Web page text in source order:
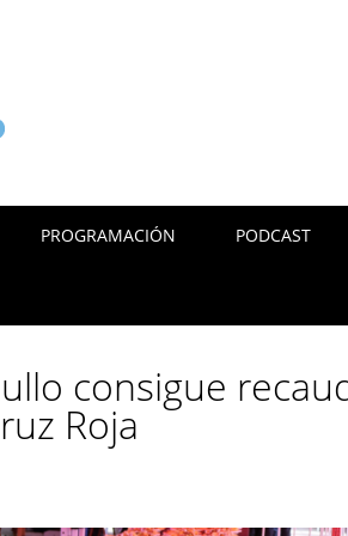
PROGRAMACIÓN PODCAST
consigue
Roja